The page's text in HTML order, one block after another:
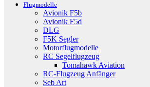
Flugmodelle
Avionik F5b
Avionik F5d
DLG
F5K Segler
Motorflugmodelle
RC Segelflugzeug
Tomahawk Aviation
RC-Flugzeug Anfänger
Seb Art